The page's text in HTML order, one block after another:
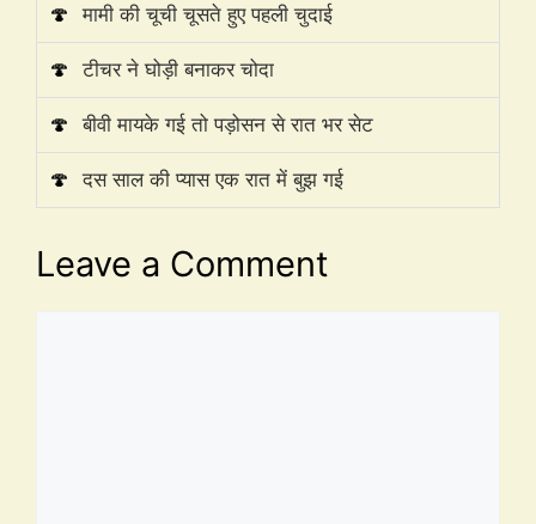
🍄 मामी की चूची चूसते हुए पहली चुदाई
🍄 टीचर ने घोड़ी बनाकर चोदा
🍄 बीवी मायके गई तो पड़ोसन से रात भर सेट
🍄 दस साल की प्यास एक रात में बुझ गई
Leave a Comment